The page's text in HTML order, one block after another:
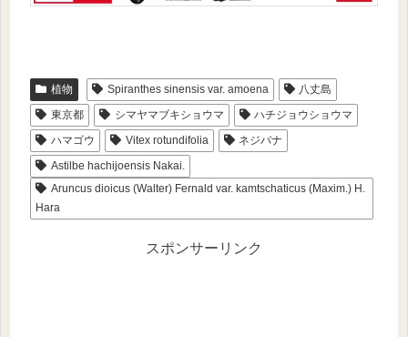
植物 Spiranthes sinensis var. amoena
八丈島
東京都
シマヤマブキショウマ
ハチジョウショウマ
ハマゴウ
Vitex rotundifolia
ネジバナ
Astilbe hachijoensis Nakai.
Aruncus dioicus (Walter) Fernald var. kamtschaticus (Maxim.) H.
Hara
スポンサーリンク